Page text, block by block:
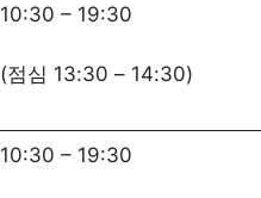
10:30 – 19:30
(점심 13:30 – 14:30)
10:30 – 19:30